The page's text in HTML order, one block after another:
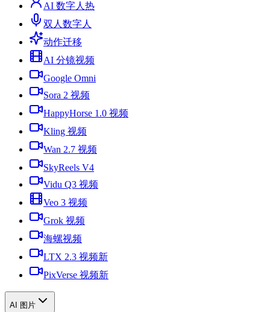
AI 数字人 热
双人数字人
动作迁移
AI 分镜视频
Google Omni
Sora 2 视频
HappyHorse 1.0 视频
Kling 视频
Wan 2.7 视频
SkyReels V4
Vidu Q3 视频
Veo 3 视频
Grok 视频
海螺视频
LTX 2.3 视频新
PixVerse 视频新
AI 图片